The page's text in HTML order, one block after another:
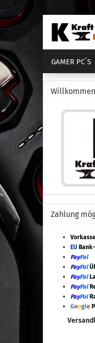
GAMER PC´S
Zahlung
EU Bank-
PayPal
PayPal
PayPal
PayPal
PayPal
Google